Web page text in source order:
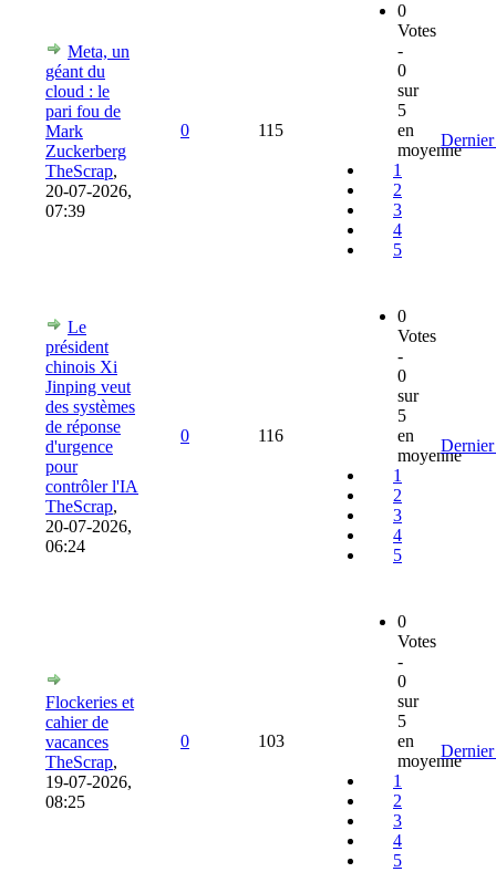
Meta, un
géant du
cloud : le
pari fou de
Mark
Zuckerberg
TheScrap,
20-07-2026,
07:39
0 115
0
Votes
-
0
sur
5
en
moyenne
1
2
3
4
5
Dernier
Le
président
chinois Xi
Jinping veut
des systèmes
de réponse
d'urgence
pour
contrôler l'IA
TheScrap,
20-07-2026,
06:24
0 116
0
Votes
-
0
sur
5
en
moyenne
1
2
3
4
5
Dernier
Flockeries et
cahier de
vacances
TheScrap,
19-07-2026,
08:25
0 103
0
Votes
-
0
sur
5
en
moyenne
1
2
3
4
5
Dernier